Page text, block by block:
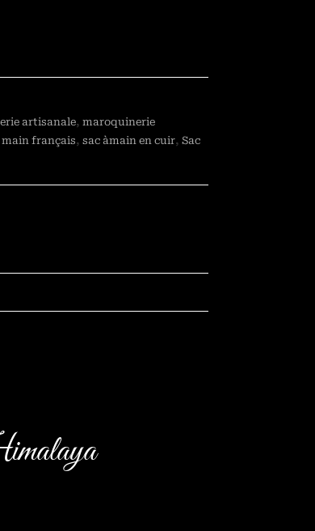
artisanale, maroquinerie
main français, sac àmain en cuir, Sac